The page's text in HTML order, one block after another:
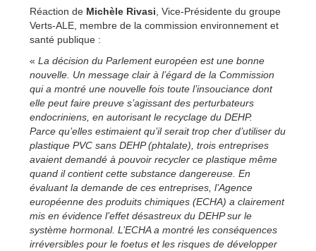
Réaction de Michèle Rivasi , Vice-Présidente du groupe
Verts-ALE, membre de la commission environnement et
santé publique :
« La décision du Parlement européen est une bonne
nouvelle. Un message clair à l’égard de la Commission
qui a montré une nouvelle fois toute l’insouciance dont
elle peut faire preuve s’agissant des perturbateurs
endocriniens, en autorisant le recyclage du DEHP.
Parce qu’elles estimaient qu’il serait trop cher d’utiliser du
plastique PVC sans DEHP (phtalate), trois entreprises
avaient demandé à pouvoir recycler ce plastique même
quand il contient cette substance dangereuse. En
évaluant la demande de ces entreprises, l’Agence
européenne des produits chimiques (ECHA) a clairement
mis en évidence l’effet désastreux du DEHP sur le
système hormonal. L’ECHA a montré les conséquences
irréversibles pour le foetus et les risques de développer